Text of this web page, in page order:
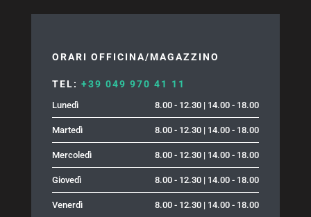
ORARI OFFICINA/MAGAZZINO
TEL: +39 049 970 41 11
Lunedì 8.00 - 12.30 | 14.00 - 18.00
Martedì 8.00 - 12.30 | 14.00 - 18.00
Mercoledì 8.00 - 12.30 | 14.00 - 18.00
Giovedì 8.00 - 12.30 | 14.00 - 18.00
Venerdì 8.00 - 12.30 | 14.00 - 18.00